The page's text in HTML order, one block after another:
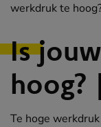
werkdruk te
Is
hoog?
Te hoge